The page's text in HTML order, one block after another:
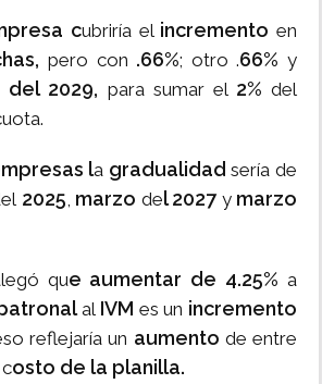
cubriría el incremento en
pero con .66%; otro .66% y
del 2029, para sumar el 2%del
la gradualidadsería de
2025, marzo del 2027 y marzo
que aumentar de 4.25%a
al IVM es un incremento
reflejaría un aumento de entre
osto de la planilla.